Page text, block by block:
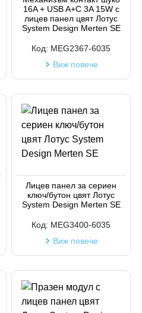
16A + USB A+C 3A 15W с
лицев панел цвят Лотус
System Design Merten SE
Код: MEG2367-6035
Виж повече
Лицев панел за сериен
ключ/бутон цвят Лотус
System Design Merten SE
Код: MEG3400-6035
Виж повече